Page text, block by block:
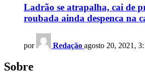
Ladrão se atrapalha, cai de
roubada ainda despenca na
por Redação agosto 20, 2021,
Sobre